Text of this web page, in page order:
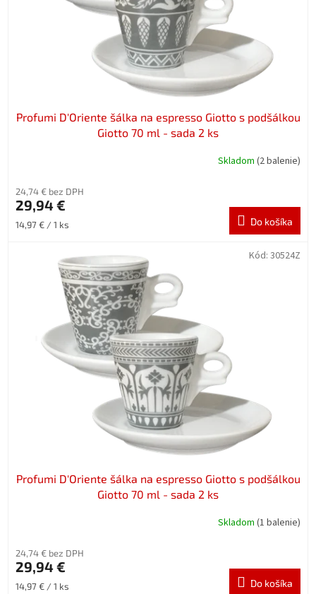
Profumi D′Oriente šálka na espresso Giotto s podšálkou
Giotto 70 ml - sada 2 ks
Skladom (2 balenie)
24,74 € bez DPH
29,94 €
Jednotková
14,97 € / 1 ks Do košíka
Profumi D′Oriente šálka na espresso Giotto s podšálkou
Giotto 70 ml - sada 2 ks
Skladom (1 balenie)
24,74 € bez DPH
29,94 €
Jednotková
14,97 € / 1 ks Do košíka
Kód: 30524Z